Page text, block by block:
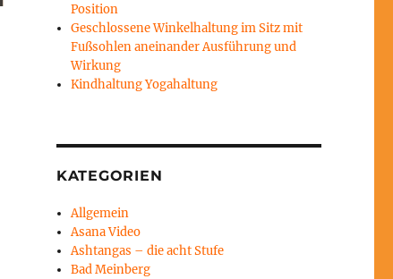
Position
Geschlossene Winkelhaltung im Sitz mit
Fußsohlen aneinander Ausführung und
Wirkung
Kindhaltung Yogahaltung
KATEGORIEN
Allgemein
Asana Video
Ashtangas – die acht Stufe
Bad Meinberg